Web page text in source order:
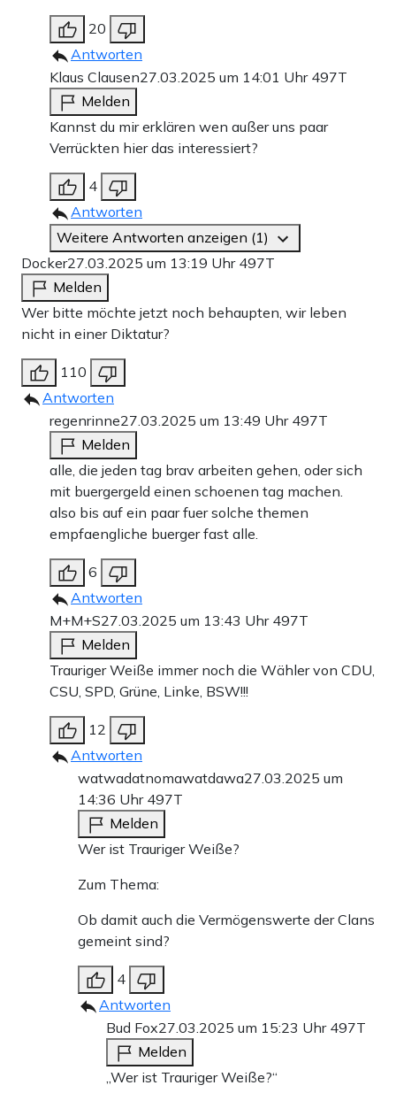
20
Antworten
Klaus Clausen27.03.2025 um 14:01 Uhr 497T
Melden
Kannst du mir erklären wen außer uns paar
Verrückten hier das interessiert?
4
Antworten
Weitere Antworten anzeigen (1)
Docker27.03.2025 um 13:19 Uhr 497T
Melden
Wer bitte möchte jetzt noch behaupten, wir leben
nicht in einer Diktatur?
110
Antworten
regenrinne27.03.2025 um 13:49 Uhr 497T
Melden
alle, die jeden tag brav arbeiten gehen, oder sich
mit buergergeld einen schoenen tag machen.
also bis auf ein paar fuer solche themen
empfaengliche buerger fast alle.
6
Antworten
M+M+S27.03.2025 um 13:43 Uhr 497T
Melden
Trauriger Weiße immer noch die Wähler von CDU,
CSU, SPD, Grüne, Linke, BSW!!!
12
Antworten
watwadatnomawatdawa27.03.2025 um
14:36 Uhr 497T
Melden
Wer ist Trauriger Weiße?
Zum Thema:
Ob damit auch die Vermögenswerte der Clans
gemeint sind?
4
Antworten
Bud Fox27.03.2025 um 15:23 Uhr 497T
Melden
„Wer ist Trauriger Weiße?“